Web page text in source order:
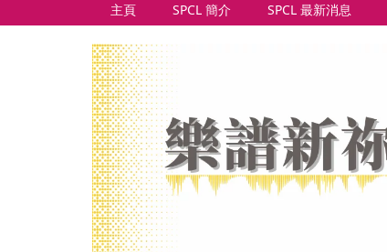
主頁 SPCL 簡介 SPCL 最新消息